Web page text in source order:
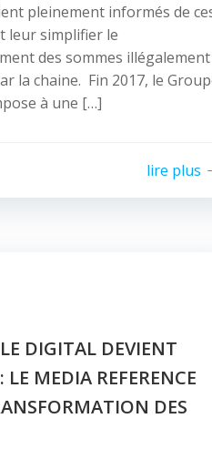
pleinement informés de
leur simplifier le
des sommes illégalement
la chaine. Fin 2017, le
à une […]
lire plus
DIGITAL DEVIENT
LE MEDIA REFERENCE
DES